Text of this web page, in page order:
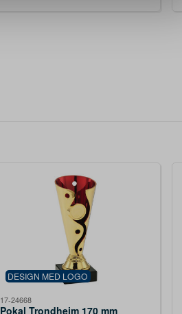
DESIGN MED LOGO
17-24668
Pokal Trondheim 170 mm